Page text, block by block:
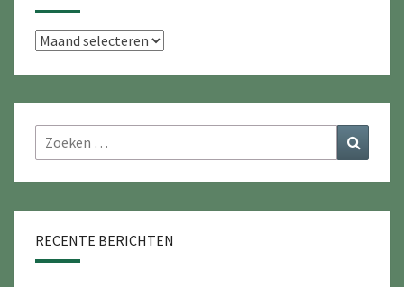
Archieven
Zoeken
naar:
RECENTE BERICHTEN